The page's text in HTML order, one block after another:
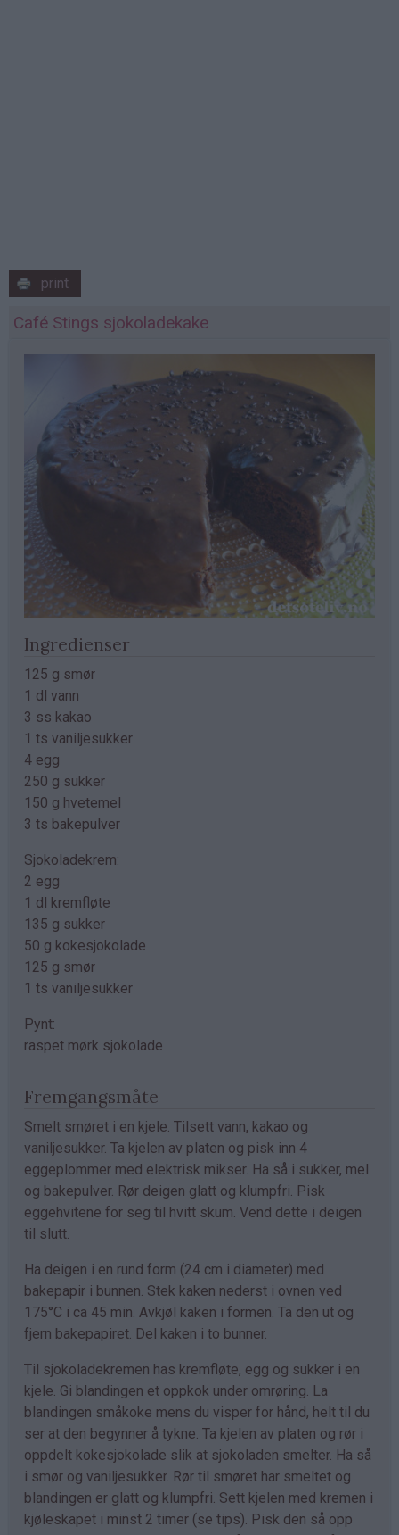
print
Café Stings sjokoladekake
Ingredienser
125 g smør
1 dl vann
3 ss kakao
1 ts vaniljesukker
4 egg
250 g sukker
150 g hvetemel
3 ts bakepulver
Sjokoladekrem:
2 egg
1 dl kremfløte
135 g sukker
50 g kokesjokolade
125 g smør
1 ts vaniljesukker
Pynt:
raspet mørk sjokolade
Fremgangsmåte
Smelt smøret i en kjele. Tilsett vann, kakao og
vaniljesukker. Ta kjelen av platen og pisk inn 4
eggeplommer med elektrisk mikser. Ha så i sukker, mel
og bakepulver. Rør deigen glatt og klumpfri. Pisk
eggehvitene for seg til hvitt skum. Vend dette i deigen
til slutt.
Ha deigen i en rund form (24 cm i diameter) med
bakepapir i bunnen. Stek kaken nederst i ovnen ved
175°C i ca 45 min. Avkjøl kaken i formen. Ta den ut og
fjern bakepapiret. Del kaken i to bunner.
Til sjokoladekremen has kremfløte, egg og sukker i en
kjele. Gi blandingen et oppkok under omrøring. La
blandingen småkoke mens du visper for hånd, helt til du
ser at den begynner å tykne. Ta kjelen av platen og rør i
oppdelt kokesjokolade slik at sjokoladen smelter. Ha så
i smør og vaniljesukker. Rør til smøret har smeltet og
blandingen er glatt og klumpfri. Sett kjelen med kremen i
kjøleskapet i minst 2 timer (se tips). Pisk den så opp